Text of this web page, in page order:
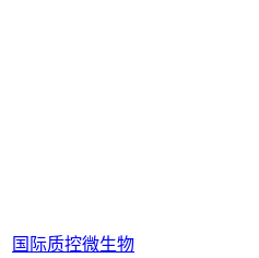
国际质控微生物